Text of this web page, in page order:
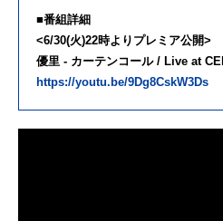
■番組詳細
<6/30(火)22時よりプレミア公開>
優里 - カーテンコール / Live at
https://youtu.be/9Dg8CskW3Ds